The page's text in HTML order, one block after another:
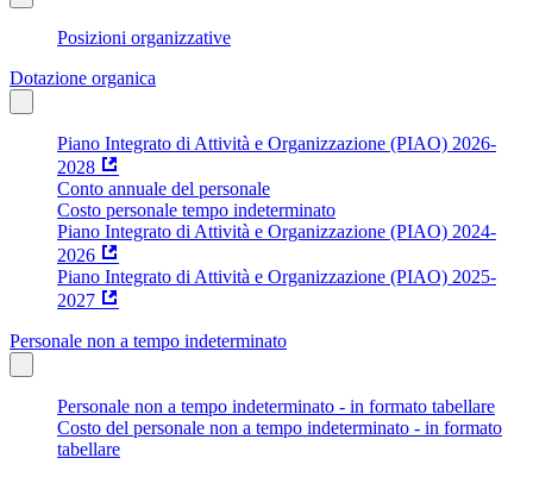
Posizioni organizzative
Dotazione organica
Piano Integrato di Attività e Organizzazione (PIAO) 2026-
2028
Conto annuale del personale
Costo personale tempo indeterminato
Piano Integrato di Attività e Organizzazione (PIAO) 2024-
2026
Piano Integrato di Attività e Organizzazione (PIAO) 2025-
2027
Personale non a tempo indeterminato
Personale non a tempo indeterminato - in formato tabellare
Costo del personale non a tempo indeterminato - in formato
tabellare